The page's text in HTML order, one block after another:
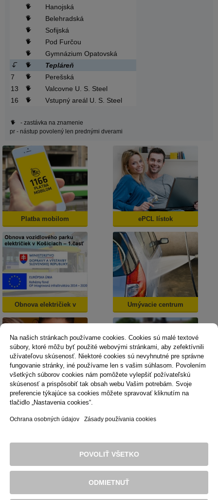
Na našich stránkach používame cookies. Cookies sú malé textové
súbory, ktoré môžu byť použité webovými stránkami, aby zefektívnili
užívateľovu skúsenosť. Niektoré cookies sú nevyhnutné pre správne
fungovanie stránky, iné používame len s vašim súhlasom. Povolením
všetkých súborov cookies nám pomôžete vylepšiť požívateľskú
skúsenosť a prispôsobiť tak obsah webu Vašim potrebám. Svoje
preferencie týkajúce sa cookies môžete spravovať kliknutím na
tlačidlo „Nastavenia cookies“.
Ochrana osobných údajov Zásady používania cookies
ODMIETNUŤ
POVOLIŤ VŠETKO
Hanojská
Belehradská
Sofijská
Pod Furčou
Gymnázium Opatovská
Tepláreň
7
Perešská
13
Valcovne U. S. Steel
16
Vstupný areál U. S. Steel
- zastávka na znamenie
pr - nástup povolený len prednými dverami
Platba mobilom ePCL lístok
Obnova električiek v
Košiciach
Umývacie centrum
Dopravná psychológia Mestská karta
Zásady používania cookies
© 2016 Dopravný podnik mesta Košice, akciová spoločnosť. Všetky
práva sú vyhradené.